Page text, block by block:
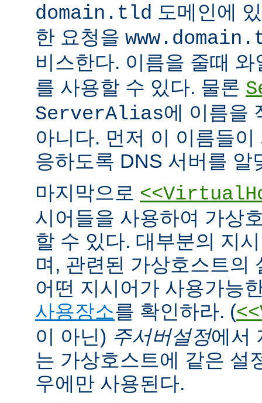
domain.tld 도메인에
한 요청을
비스한다. 이름을 줄때
를 사용할 수 있다. 물론
ServerAlias에 이름을
아니다. 먼저 이 이름들
응하도록 DNS 서버를 알
마지막으로
시어들을 사용하여 가상
할 수 있다. 대부분의 지
며, 관련된 가상호스트의
어떤 지시어가 사용가능
사용장소를 확인하라. (
이 아닌) 주서버설정에서
는 가상호스트에 같은 설
우에만 사용된다.